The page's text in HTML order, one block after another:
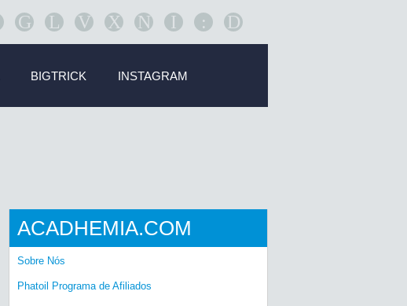
G L V X N I : D
BIGTRICK INSTAGRAM
ACADHEMIA.COM
Sobre Nós
Phatoil Programa de Afiliados